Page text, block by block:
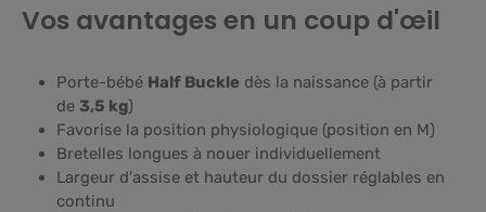
Vos avantages en un coup d'œil
Porte-bébé Half Buckle dès la naissance (à partir
de 3,5 kg)
Favorise la position physiologique (position en M)
Bretelles longues à nouer individuellement
Largeur d'assise et hauteur du dossier réglables en
continu